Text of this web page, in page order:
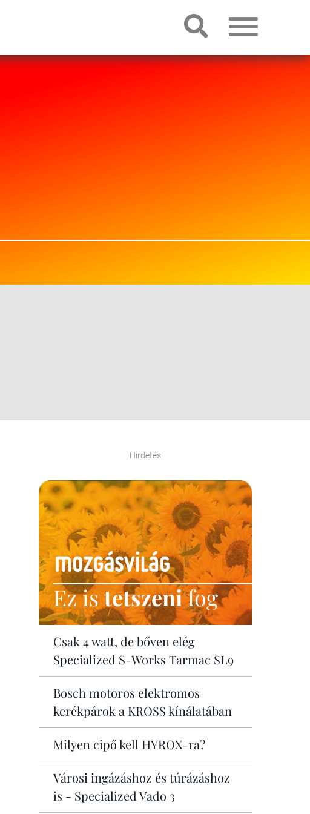
Hirdetés
Ez istetszenifog
Csak 4 watt, de bőven elég
Specialized S-Works Tarmac SL9
Bosch motoros elektromos
kerékpárok a KROSS kínálatában
Milyen cipő kell HYROX-ra?
Városi ingázáshoz és túrázáshoz
is - Specialized Vado 3